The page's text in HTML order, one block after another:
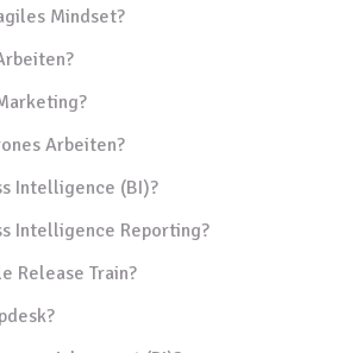
Mindset?
Arbeiten?
Intelligence (BI)?
Intelligence Reporting?
Release Train?